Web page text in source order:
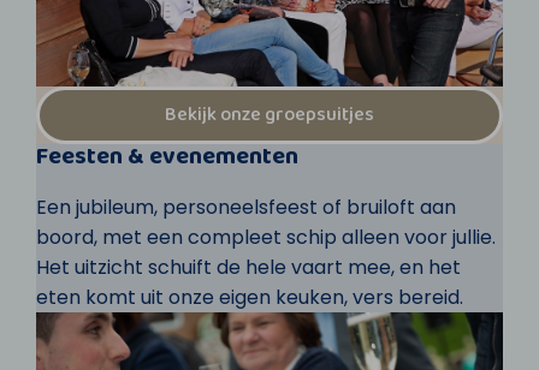
Bekijk onze groepsuitjes
Feesten & evenementen
Een jubileum, personeelsfeest of bruiloft aan
boord, met een compleet schip alleen voor jullie.
Het uitzicht schuift de hele vaart mee, en het
eten komt uit onze eigen keuken, vers bereid.